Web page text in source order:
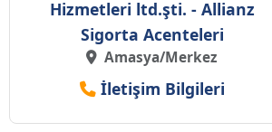
Hizmetleri ltd.şti. - Allianz
Sigorta Acenteleri
Amasya/Merkez
İletişim Bilgileri